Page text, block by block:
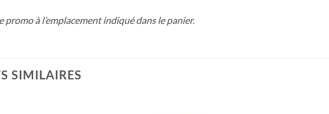
promo à l’emplacement indiqué dans le panier.
SIMILAIRES